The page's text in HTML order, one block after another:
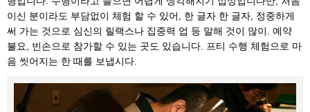
이신 분이라도 부담없이 체험 할 수 있어, 한 글자 한 글자, 정중하게
써 가는 것으로 심신의 릴랙스나 집중력 업 등 말해 것이 많이. 예약
불요, 빈손으로 참가할 수 있는 곳도 있습니다. 프티 수행 체험으로 마
음 씻어지는 한 때를 보냅시다.